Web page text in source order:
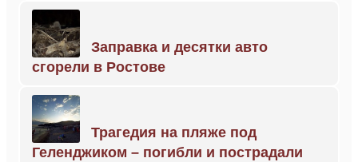
Заправка и десятки авто
сгорели в Ростове
Трагедия на пляже под
Геленджиком – погибли и пострадали